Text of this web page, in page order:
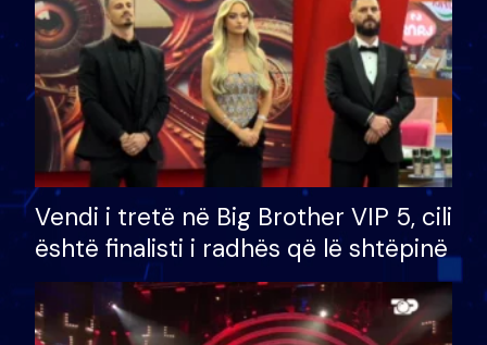
Vendi i tretë në Big Brother VIP 5, cili
është finalisti i radhës që lë shtëpinë